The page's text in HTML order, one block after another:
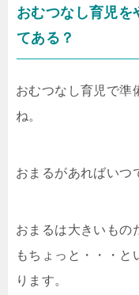
おむつなし育児を
てある？
おむつなし育児で準
ね。
おまるがあればいつ
おまるは大きいもの
もちょっと・・・と
ります。